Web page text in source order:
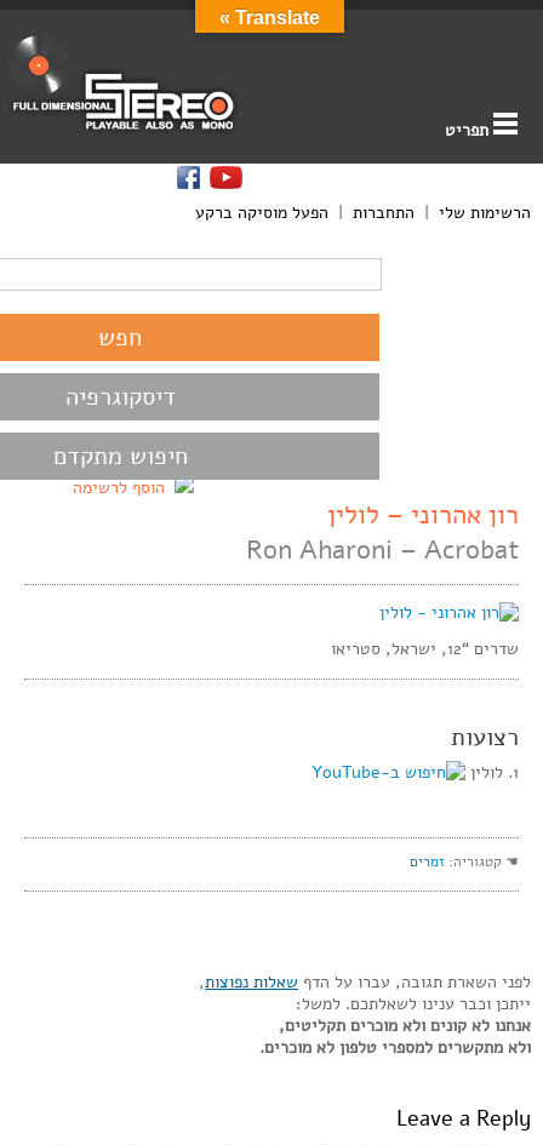
תפריט
הרשימות שלי | התחברות | הפעל מוסיקה ברקע
דיסקוגרפיה
חיפוש מתקדם
הוסף לרשימה
רון אהרוני – לולין
Ron Aharoni – Acrobat
שדרים “12, ישראל, סטריאו
רצועות
1. לולין
☚ קטגוריה: זמרים
לפני השארת תגובה, עברו על הדף שאלות נפוצות,
ייתכן וכבר ענינו לשאלתכם. למשל:
אנחנו לא קונים ולא מוכרים תקליטים,
ולא מתקשרים למספרי טלפון לא מוכרים.
Leave a Reply
Translate »